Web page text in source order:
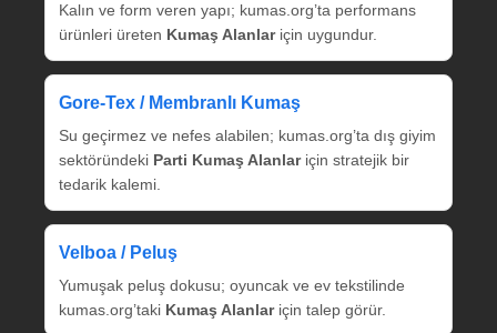
Kalın ve form veren yapı; kumas.org’ta performans
ürünleri üreten Kumaş Alanlariçin uygundur.
Gore‑Tex / Membranlı Kumaş
Su geçirmez ve nefes alabilen; kumas.org’ta dış giyim
sektöründeki Parti Kumaş Alanlariçin stratejik bir
tedarik kalemi.
Velboa / Peluş
Yumuşak peluş dokusu; oyuncak ve ev tekstilinde
kumas.org’taki Kumaş Alanlariçin talep görür.